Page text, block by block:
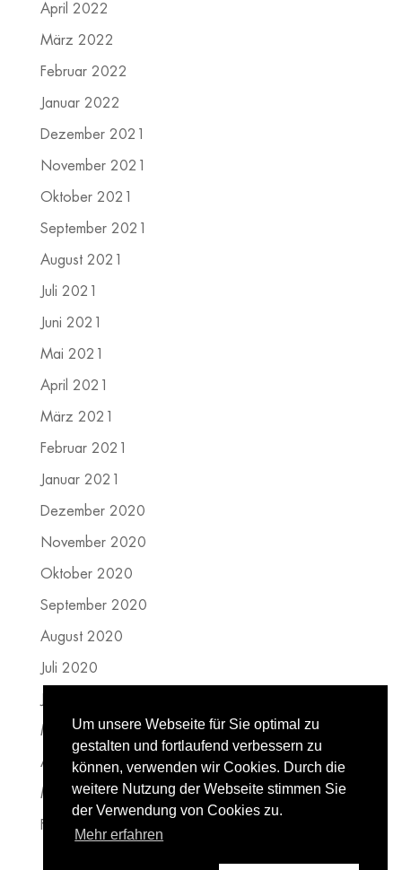
April 2022
März 2022
Februar 2022
Januar 2022
Dezember 2021
November 2021
Oktober 2021
September 2021
August 2021
Juli 2021
Juni 2021
Mai 2021
April 2021
März 2021
Februar 2021
Januar 2021
Dezember 2020
November 2020
Oktober 2020
September 2020
August 2020
Juli 2020
Mai 2020
April 2020
März 2020
Februar 2020
Um unsere Webseite für Sie optimal zu
gestalten und fortlaufend verbessern zu
können, verwenden wir Cookies. Durch die
weitere Nutzung der Webseite stimmen Sie
der Verwendung von Cookies zu.
Mehr erfahren